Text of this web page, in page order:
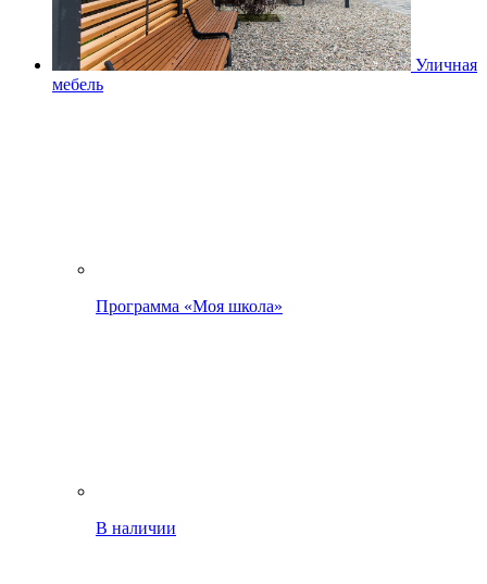
Уличная
мебель
Программа «Моя школа»
В наличии